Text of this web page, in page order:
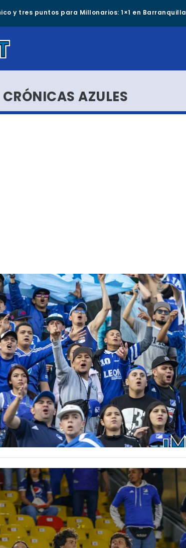
y tres puntos para Millonarios: 1×1 en Barranquilla
CRÓNICAS AZULES